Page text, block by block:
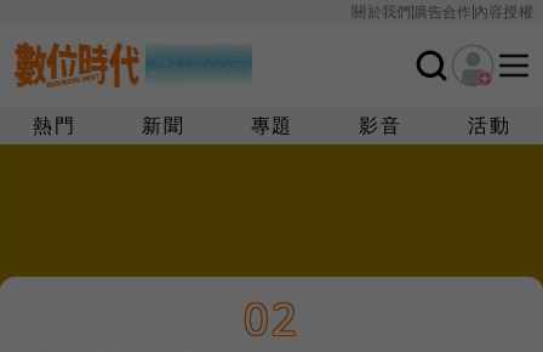
關於我們廣告合作內容授權
熱門 新聞 專題 影音 活動
02